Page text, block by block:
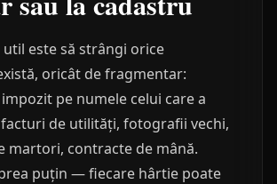
este să strângi orice
oricât de fragmentar:
pe numele celui care a
de utilități, fotografii vechi,
martori, contracte de mână.
puțin — fiecare hârtie poate